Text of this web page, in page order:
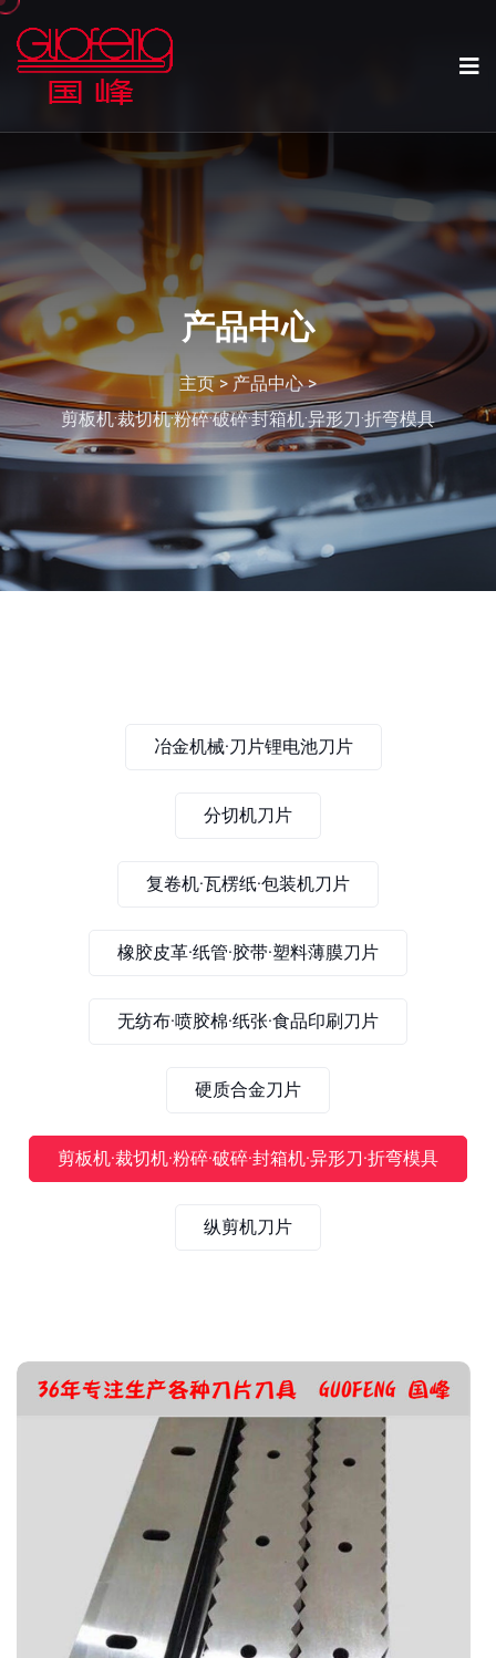
产品中心
主页> 产品中心>
剪板机·裁切机·粉碎·破碎·封箱机·异形刀·折弯模具
冶金机械·刀片锂电池刀片
分切机刀片
复卷机·瓦楞纸·包装机刀片
橡胶皮革·纸管·胶带·塑料薄膜刀片
无纺布·喷胶棉·纸张·食品印刷刀片
硬质合金刀片
剪板机·裁切机·粉碎·破碎·封箱机·异形刀·折弯模具
纵剪机刀片